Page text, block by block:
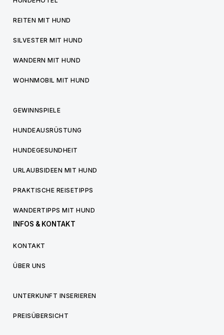
REITEN MIT HUND
SILVESTER MIT HUND
WANDERN MIT HUND
WOHNMOBIL MIT HUND
GEWINNSPIELE
HUNDEAUSRÜSTUNG
HUNDEGESUNDHEIT
URLAUBSIDEEN MIT HUND
PRAKTISCHE REISETIPPS
WANDERTIPPS MIT HUND
INFOS & KONTAKT
KONTAKT
ÜBER UNS
UNTERKUNFT INSERIEREN
PREISÜBERSICHT